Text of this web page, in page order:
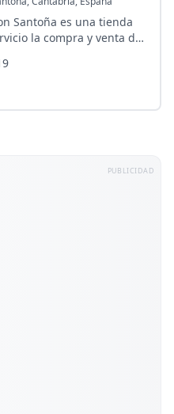
Santoña es una tienda
la compra y venta de
personal altamente
y venta de oro y plata.
PUBLICIDAD